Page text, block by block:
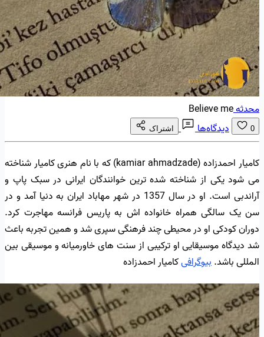
محدثهBelieve me
0 دیدگاه‌ها اشتراک
کامیار احمدزاده (kamiar ahmadzade) که با نام هنری کامیار شناخته
می شود یکی از شناخته شده ترین خوانندگان ایرانی در سبک پاپ و
آراندبی است. او در سال 1357 در شهر مهاباد ایران به دنیا آمد و در
سن یک سالگی همراه خانواده اش به پاریس فرانسه مهاجرت کرد.
دوران کودکی او در محیطی چند فرهنگی سپری شد و همین تجربه باعث
شد دیدگاه موسیقایی او ترکیبی از سنت های خاورمیانه و موسیقی بین
المللی باشد.بیوگرافیکامیار احمدزاده